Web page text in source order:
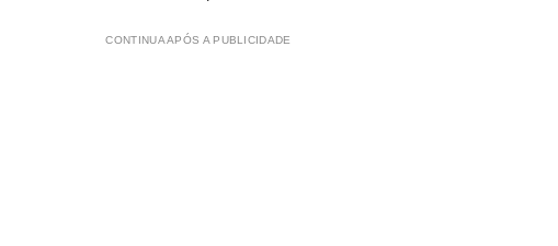
CONTINUA APÓS A PUBLICIDADE